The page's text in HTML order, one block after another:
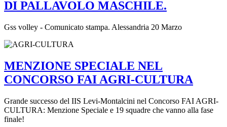
DI PALLAVOLO MASCHILE.
Gss volley - Comunicato stampa. Alessandria 20 Marzo
MENZIONE SPECIALE NEL
CONCORSO FAI AGRI-CULTURA
Grande successo del IIS Levi-Montalcini nel Concorso FAI AGRI-
CULTURA: Menzione Speciale e 19 squadre che vanno alla fase
finale!